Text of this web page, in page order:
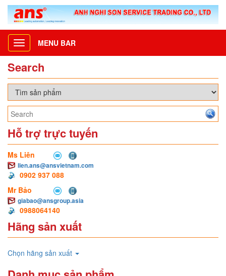
Toggle
navigation
MENU BAR
Search
Hỗ trợ trực tuyến
Ms Liên
lien.ans@ansvietnam.com
0902 937 088
Mr Bảo
giabao@ansgroup.asia
0988064140
Hãng sản xuất
Chọn hãng sản xuất